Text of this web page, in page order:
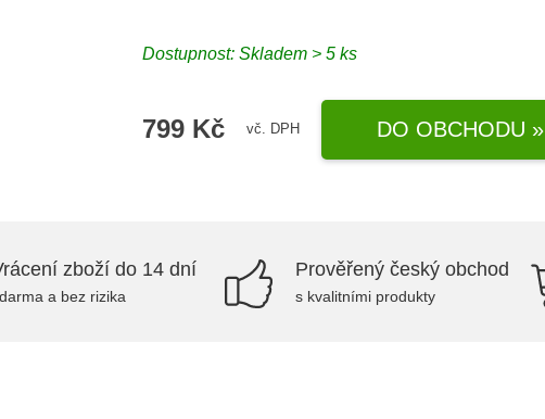
Dostupnost: Skladem > 5 ks
799 Kč vč. DPH DO OBCHODU »
zboží do 14 dní
a bez rizika
Prověřený český obchod
s kvalitními produkty